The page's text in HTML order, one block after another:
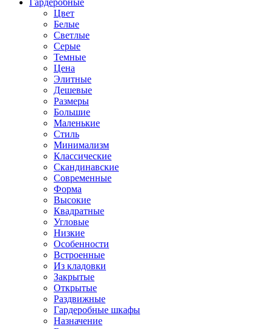
Гардеробные
Цвет
Белые
Светлые
Серые
Темные
Цена
Элитные
Дешевые
Размеры
Большие
Маленькие
Стиль
Минимализм
Классические
Скандинавские
Современные
Форма
Высокие
Квадратные
Угловые
Низкие
Особенности
Встроенные
Из кладовки
Закрытые
Открытые
Раздвижные
Гардеробные шкафы
Назначение